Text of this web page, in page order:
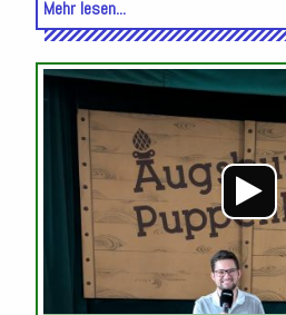
Mehr lesen...